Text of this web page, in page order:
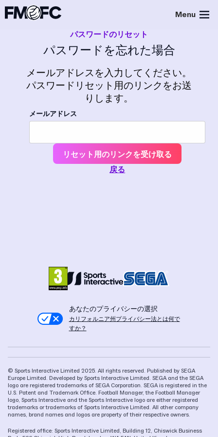
Menu
パスワードのリセット
パスワードを忘れた場合
メールアドレスを入力してください。
パスワードリセット用のリンクをお送
りします。
メールアドレス
リセット用のリンクを受け取る
戻る
あなたのプライバシーの選択
カリフォルニア州プライバシー法とは何で
すか？
© Sports Interactive Limited 2025. All rights reserved. Published by SEGA
Europe Limited. Developed by Sports Interactive Limited. SEGA and the SEGA
logo are registered trademarks of SEGA Corporation. SEGA is registered in the
U.S. Patent and Trademark Office. Football Manager, the Football Manager
logo, Sports Interactive and the Sports Interactive logo are either registered
trademarks or trademarks of Sports Interactive Limited. All other company
names, brand names and logos are property of their respective owners.
Registered office: Sports Interactive Limited, Building 12, Chiswick Business